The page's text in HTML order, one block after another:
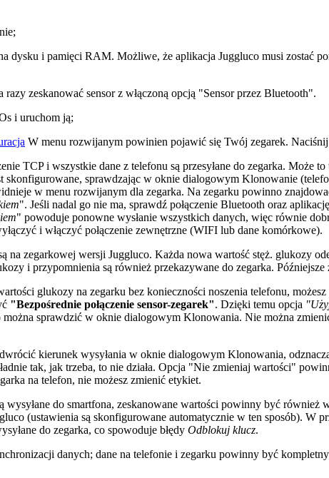
dysku i pamięci RAM. Możliwe, że aplikacja Juggluco musi zostać
zeskanować sensor z włączoną opcją "Sensor przez Bluetooth".
i uruchom ją;
W menu rozwijanym powinien pojawić się Twój zegarek. Naciśnij
TCP i wszystkie dane z telefonu są przesyłane do zegarka. Może
skonfigurowane, sprawdzając w oknie dialogowym Klonowanie
w menu rozwijanym dla zegarka. Na zegarku powinno
". Jeśli nadal go nie ma, sprawdź połączenie Bluetooth oraz
" powoduje ponowne wysłanie wszystkich danych, więc równie
i włączyć połączenie zewnętrzne (WIFI lub dane komórkowe).
na zegarkowej wersji Juggluco. Każda nowa wartość stęż. glukozy
i przypomnienia są również przekazywane do zegarka.
glukozy na zegarku bez konieczności noszenia telefonu,
"Bezpośrednie połączenie sensor-zegarek". Dzięki temu opcja
można sprawdzić w oknie dialogowym Klonowania. Nie można
kierunek wysyłania w oknie dialogowym Klonowania,
tak, jak trzeba, to nie działa. Opcja "Nie zmieniaj wartości"
na telefon, nie możesz zmienić etykiet.
do smartfona, zeskanowane wartości powinny być również
(ustawienia są skonfigurowane automatycznie w ten sposób). W
do zegarka, co spowoduje błędy Odblokuj klucz.
danych; dane na telefonie i zegarku powinny być